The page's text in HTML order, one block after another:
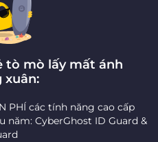
tò mò lấy mất ánh
xuân:
PHÍ các tính năng cao cấp
năm: CyberGhost ID Guard &